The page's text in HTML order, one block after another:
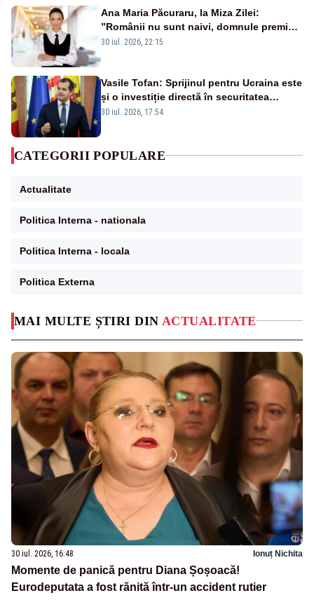
MAI MULTE ȘTIRI DIN ACTUALITATE
30 iul. 2026, 16:48 Ionuț Nichita
Momente de panică pentru Diana Șoșoacă!
Eurodeputata a fost rănită într-un accident rutier
Ana Maria Păcuraru, la Miza Zilei:
”Românii nu sunt naivi, domnule premier
Bolojan”
30 iul. 2026, 22:15
Vasile Tofan: Sprijinul pentru Ucraina este
și o investiție directă în securitatea
Republicii Moldova și a întregii regiuni
30 iul. 2026, 17:54
CATEGORII POPULARE
Actualitate
Politica Interna - nationala
Politica Interna - locala
Politica Externa